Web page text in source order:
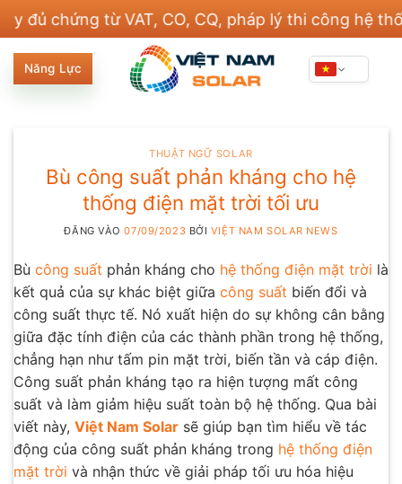
qua
nội
dung
từ VAT, CO, CQ, pháp lý thi công hệ thống
Năng Lực
THUẬT NGỮ SOLAR
Bù công suất phản kháng cho hệ
thống điện mặt trời tối ưu
ĐĂNG VÀO07/09/2023 BỞI VIỆT NAM SOLAR NEWS
Bù công suất phản kháng cho hệ thống điện mặt trời là
kết quả của sự khác biệt giữa công suất biến đổi và
công suất thực tế. Nó xuất hiện do sự không cân bằng
giữa đặc tính điện của các thành phần trong hệ thống,
chẳng hạn như tấm pin mặt trời, biến tần và cáp điện.
Công suất phản kháng tạo ra hiện tượng mất công
suất và làm giảm hiệu suất toàn bộ hệ thống. Qua bài
viết này, Việt Nam Solar sẽ giúp bạn tìm hiểu về tác
động của công suất phản kháng trong hệ thống điện
mặt trời và nhận thức về giải pháp tối ưu hóa hiệu